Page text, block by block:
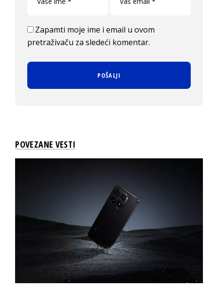
Zapamti moje ime i email u ovom
pretraživaču za sledeći komentar.
POVEZANE VESTI